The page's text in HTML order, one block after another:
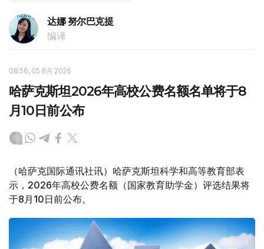
达娜 努尔巴克提
编译
08:56, 05 8月 2026
哈萨克斯坦2026年高校公费名额名单将于8
月10日前公布
（哈萨克国际通讯社讯）哈萨克斯坦科学和高等教育部表
示，2026年高校公费名额（国家教育助学金）评选结果将
于8月10日前公布。